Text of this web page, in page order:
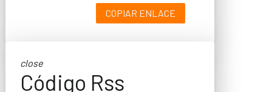
COPIAR ENLACE
close
Código Rss